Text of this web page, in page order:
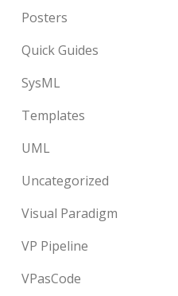
Posters
Quick Guides
SysML
Templates
UML
Uncategorized
Visual Paradigm
VP Pipeline
VPasCode